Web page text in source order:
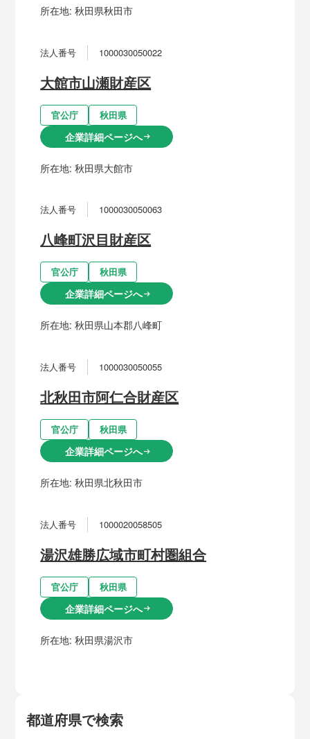
都道府県で検索
所在地:秋田県秋田市
法人番号 1000030050022
大館市山瀬財産区
官公庁 秋田県
企業詳細ページへarrow_right_alt
所在地:秋田県大館市
法人番号 1000030050063
八峰町沢目財産区
官公庁 秋田県
企業詳細ページへarrow_right_alt
所在地:秋田県山本郡八峰町
法人番号 1000030050055
北秋田市阿仁合財産区
官公庁 秋田県
企業詳細ページへarrow_right_alt
所在地:秋田県北秋田市
法人番号 1000020058505
湯沢雄勝広域市町村圏組合
官公庁 秋田県
企業詳細ページへarrow_right_alt
所在地:秋田県湯沢市